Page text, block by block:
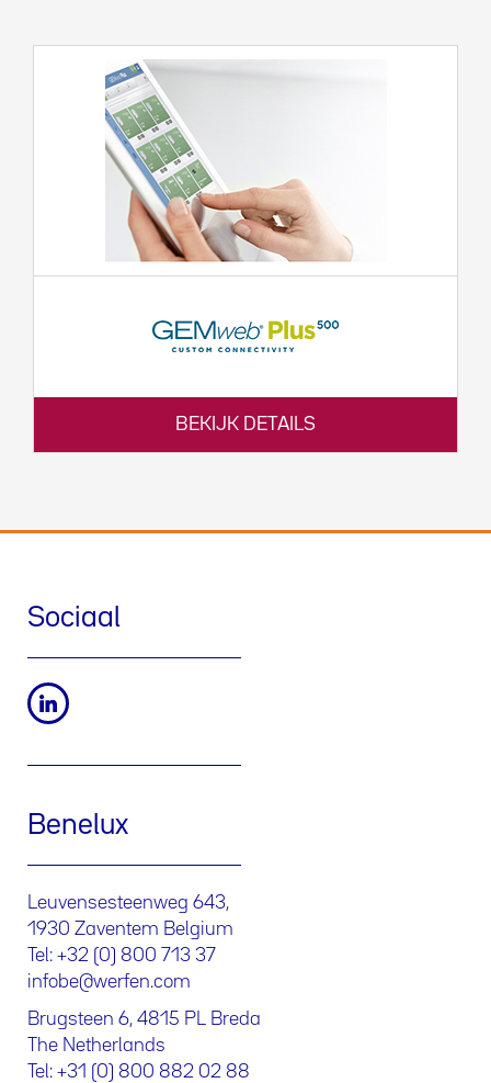
BEKIJK DETAILS
Sociaal
Benelux
Leuvensesteenweg 643,
1930 Zaventem Belgium
Tel: +32 (0) 800 713 37
infobe@werfen.com
Brugsteen 6, 4815 PL Breda
The Netherlands
Tel: +31 (0) 800 882 02 88